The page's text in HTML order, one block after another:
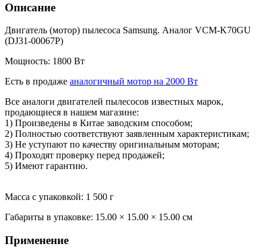
Описание
Двигатель (мотор) пылесоса Samsung. Аналог VCM-K70GU
(DJ31-00067P)
Мощность: 1800 Вт
Есть в продаже аналогичный мотор на 2000 Вт
Все аналоги двигателей пылесосов известных марок,
продающиеся в нашем магазине:
1) Произведены в Китае заводским способом;
2) Полностью соответствуют заявленным характеристикам;
3) Не уступают по качеству оригинальным моторам;
4) Проходят проверку перед продажей;
5) Имеют гарантию.
Масса с упаковкой: 1 500 г
Габариты в упаковке: 15.00 × 15.00 × 15.00 см
Применение